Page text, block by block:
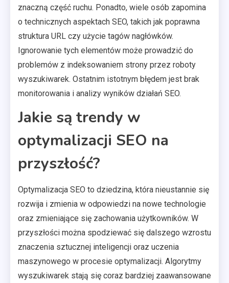
znaczną część ruchu. Ponadto, wiele osób zapomina
o technicznych aspektach SEO, takich jak poprawna
struktura URL czy użycie tagów nagłówków.
Ignorowanie tych elementów może prowadzić do
problemów z indeksowaniem strony przez roboty
wyszukiwarek. Ostatnim istotnym błędem jest brak
monitorowania i analizy wyników działań SEO.
Jakie są trendy w
optymalizacji SEO na
przyszłość?
Optymalizacja SEO to dziedzina, która nieustannie się
rozwija i zmienia w odpowiedzi na nowe technologie
oraz zmieniające się zachowania użytkowników. W
przyszłości można spodziewać się dalszego wzrostu
znaczenia sztucznej inteligencji oraz uczenia
maszynowego w procesie optymalizacji. Algorytmy
wyszukiwarek stają się coraz bardziej zaawansowane